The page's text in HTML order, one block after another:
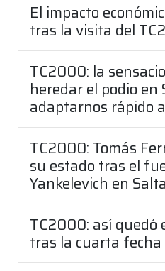
El impacto
tras la visita del
TC2000: la
heredar el podio en
adaptarnos rápido
TC2000: Tomás
su estado tras el
Yankelevich en Salta
TC2000: así quedó
tras la cuarta fecha